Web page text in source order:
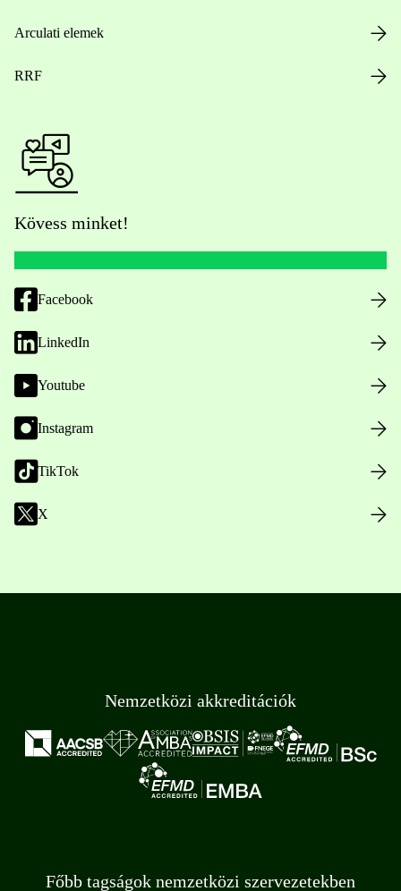
Arculati elemek
RRF
Kövess minket!
Facebook
LinkedIn
Youtube
Instagram
TikTok
X
Nemzetközi akkreditációk
Főbb tagságok nemzetközi szervezetekben